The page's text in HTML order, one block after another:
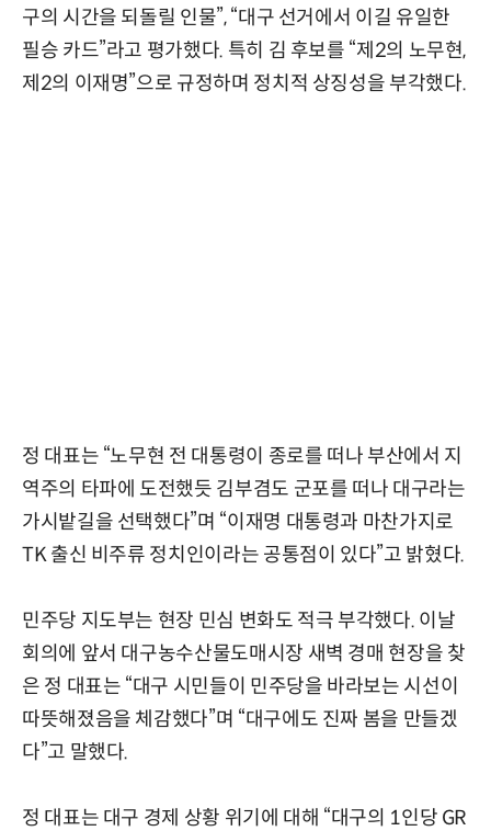
구의 시간을 되돌릴 인물”, “대구 선거에서 이길 유일한
필승 카드”라고 평가했다. 특히 김 후보를 “제2의 노무현,
제2의 이재명”으로 규정하며 정치적 상징성을 부각했다.
정 대표는 “노무현 전 대통령이 종로를 떠나 부산에서 지
역주의 타파에 도전했듯 김부겸도 군포를 떠나 대구라는
가시밭길을 선택했다”며 “이재명 대통령과 마찬가지로
TK 출신 비주류 정치인이라는 공통점이 있다”고 밝혔다.
민주당 지도부는 현장 민심 변화도 적극 부각했다. 이날
회의에 앞서 대구농수산물도매시장 새벽 경매 현장을 찾
은 정 대표는 “대구 시민들이 민주당을 바라보는 시선이
따뜻해졌음을 체감했다”며 “대구에도 진짜 봄을 만들겠
다”고 말했다.
정 대표는 대구 경제 상황 위기에 대해 “대구의 1인당 GR